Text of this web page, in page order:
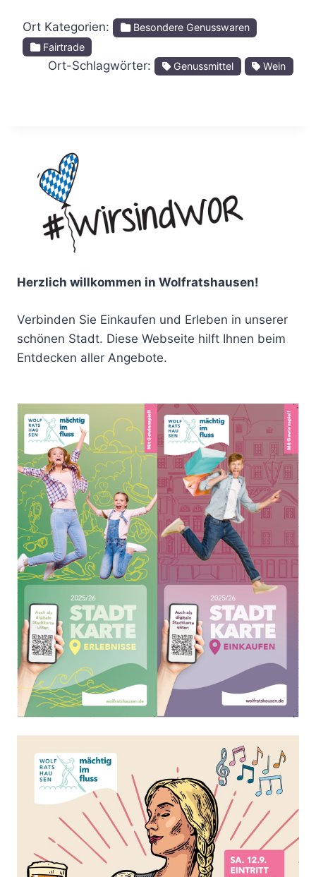
Ort Kategorien:
Besondere Genusswaren
Fairtrade
Ort-Schlagwörter: Genussmittel Wein
Herzlich willkommen in Wolfratshausen!
Verbinden Sie Einkaufen und Erleben in unserer
schönen Stadt. Diese Webseite hilft Ihnen beim
Entdecken aller Angebote.